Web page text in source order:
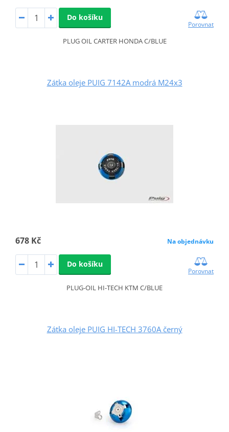
Do košíku
Porovnat
PLUG OIL CARTER HONDA C/BLUE
Zátka oleje PUIG 7142A modrá M24x3
678 Kč Na objednávku
Do košíku
Porovnat
PLUG-OIL HI-TECH KTM C/BLUE
Zátka oleje PUIG HI-TECH 3760A černý